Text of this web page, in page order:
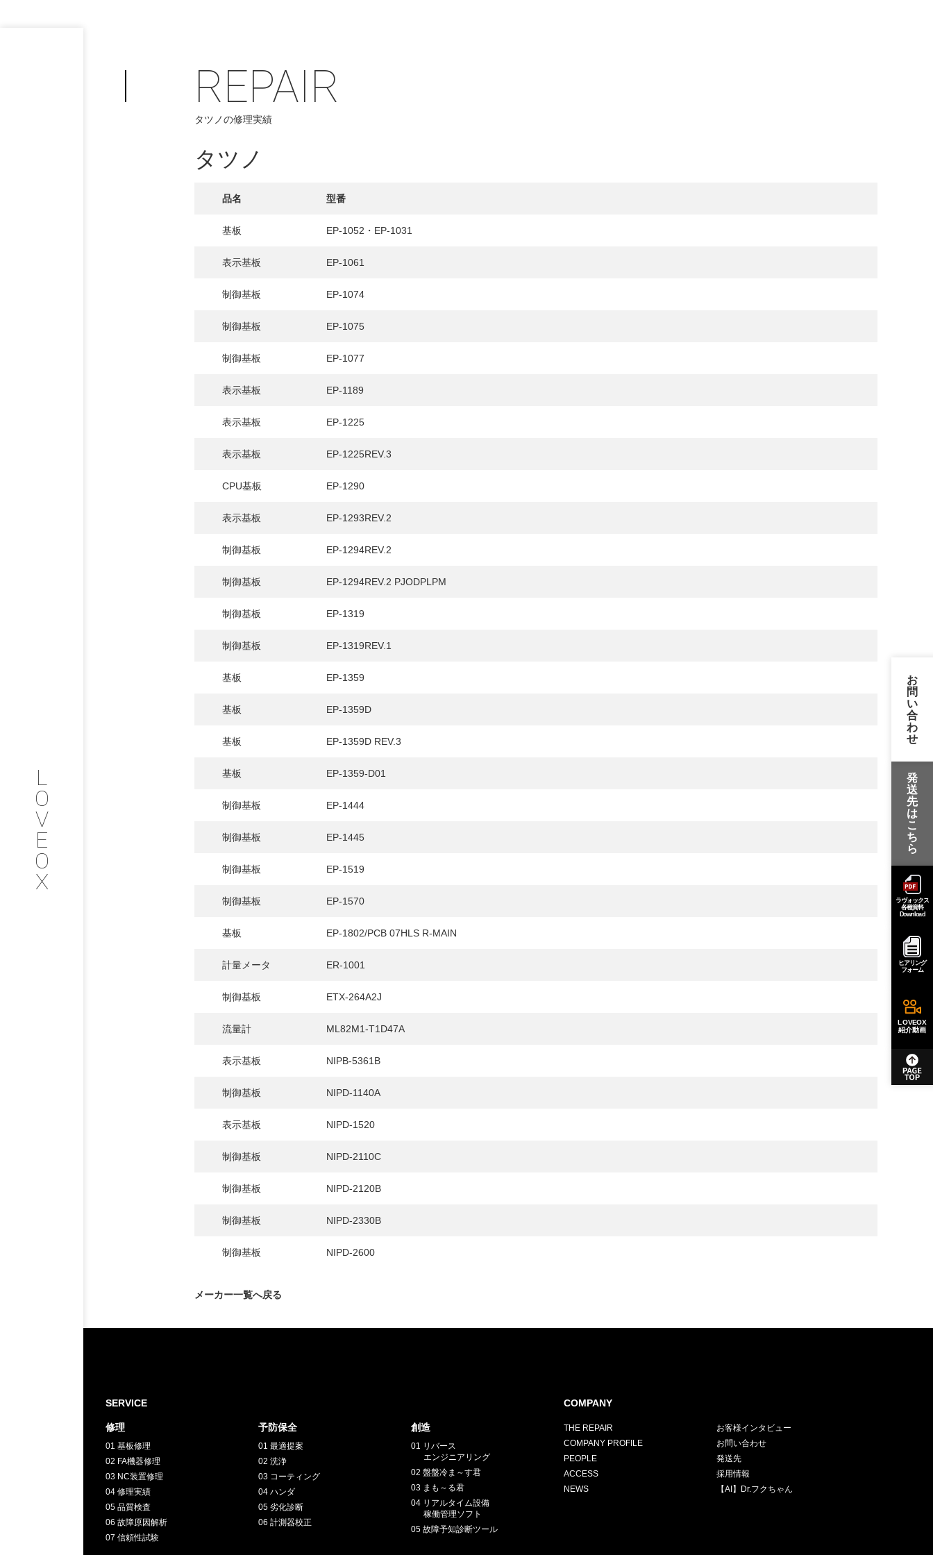
L
O
V
E
O
X
PHILOSOPHY
COMPANY
PROFILE
SERVICE
INTERVIEW
お客様インタビュー
RECRUIT
GREEN
CHALLENGE
環境への取り組み
お
問
い
合
わ
せ
発
送
先
は
こ
ち
ら
ラヴォックス
各種資料
Download
ヒアリング
フォーム
LOVEOX
紹介動画
REPAIR
タツノの修理実績
タツノ
品名 型番
基板 EP-1052・EP-1031
表示基板 EP-1061
制御基板 EP-1074
制御基板 EP-1075
制御基板 EP-1077
表示基板 EP-1189
表示基板 EP-1225
表示基板 EP-1225REV.3
CPU基板 EP-1290
表示基板 EP-1293REV.2
制御基板 EP-1294REV.2
制御基板 EP-1294REV.2 PJODPLPM
制御基板 EP-1319
制御基板 EP-1319REV.1
基板 EP-1359
基板 EP-1359D
基板 EP-1359D REV.3
基板 EP-1359-D01
制御基板 EP-1444
制御基板 EP-1445
制御基板 EP-1519
制御基板 EP-1570
基板 EP-1802/PCB 07HLS R-MAIN
計量メータ ER-1001
制御基板 ETX-264A2J
流量計 ML82M1-T1D47A
表示基板 NIPB-5361B
制御基板 NIPD-1140A
表示基板 NIPD-1520
制御基板 NIPD-2110C
制御基板 NIPD-2120B
制御基板 NIPD-2330B
制御基板 NIPD-2600
メーカー一覧へ戻る
SERVICE
修理
01 基板修理
02 FA機器修理
03 NC装置修理
04 修理実績
05 品質検査
06 故障原因解析
07 信頼性試験
予防保全
01 最適提案
02 洗浄
03 コーティング
04 ハンダ
05 劣化診断
06 計測器校正
創造
01 リバース
エンジニアリング
02 盤盤冷ま～す君
03 まも～る君
04 リアルタイム設備
稼働管理ソフト
05 故障予知診断ツール
COMPANY
THE REPAIR
COMPANY PROFILE
PEOPLE
ACCESS
NEWS
お客様インタビュー
お問い合わせ
発送先
採用情報
【AI】Dr.フクちゃん